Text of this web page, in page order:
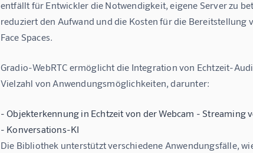
entfällt für Entwickler die Notwendigkeit, eigene Server zu
reduziert den Aufwand und die Kosten für die
Face Spaces.
Gradio-WebRTC ermöglicht die Integration von Echtzeit-
Vielzahl von Anwendungsmöglichkeiten, darunter:
- Objekterkennung in Echtzeit von der Webcam -
- Konversations-KI
Die Bibliothek unterstützt verschiedene Anwendungsfälle,